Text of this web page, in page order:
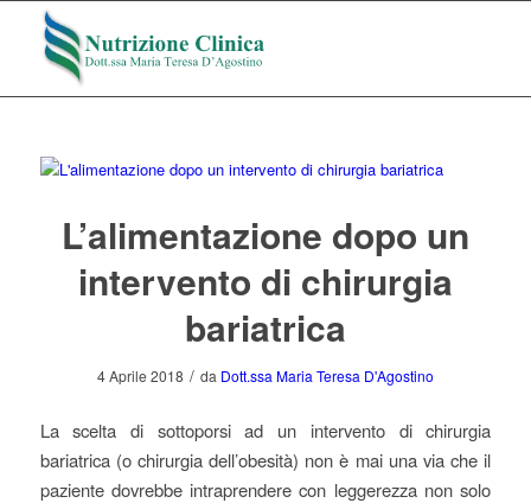
L’alimentazione dopo un
intervento di chirurgia
bariatrica
4 Aprile 2018 / da Dott.ssa Maria Teresa D'Agostino
La scelta di sottoporsi ad un intervento di chirurgia
bariatrica (o chirurgia dell’obesità) non è mai una via che il
paziente dovrebbe intraprendere con leggerezza non solo